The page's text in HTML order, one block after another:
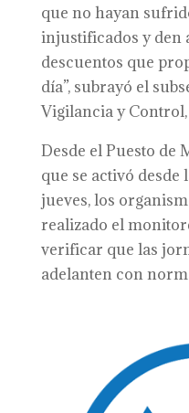
que no hayan
injustificados y den
descuentos que
día”, subrayó el
Vigilancia y
Desde el Puesto de
que se activó desde
jueves, los
realizado el
verificar que las
adelanten con